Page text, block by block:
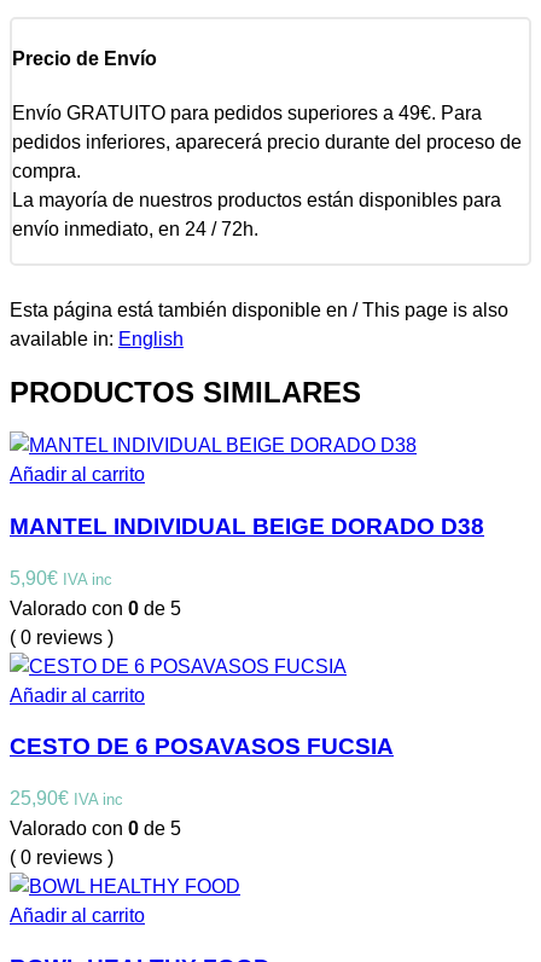
Precio de Envío
Envío GRATUITO para pedidos superiores a 49€. Para
pedidos inferiores, aparecerá precio durante del proceso de
compra.
La mayoría de nuestros productos están disponibles para
envío inmediato, en 24 / 72h.
Esta página está también disponible en / This page is also
available in: English
PRODUCTOS SIMILARES
Añadir al carrito
MANTEL INDIVIDUAL BEIGE DORADO D38
5,90€ IVA inc
Valorado con 0 de 5
( 0 reviews )
Añadir al carrito
CESTO DE 6 POSAVASOS FUCSIA
25,90€ IVA inc
Valorado con 0 de 5
( 0 reviews )
Añadir al carrito